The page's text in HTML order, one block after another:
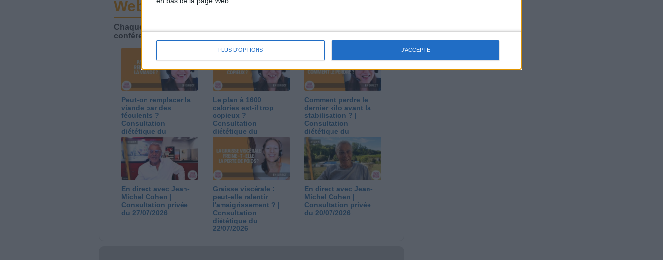
PLUS D'OPTIONS J'ACCEPTE
Webinaires en direct
Chaque semaine, posez vos questions en live en participant à des vidéo-
conférences avec Jean-Michel et les diététiciennes du programme.
Peut-on remplacer la
viande par des
féculents ?
Consultation
diététique du
05/08/2026
Le plan à 1600
calories est-il trop
copieux ?
Consultation
diététique du
03/08/2026
Comment perdre le
dernier kilo avant la
stabilisation ? |
Consultation
diététique du
29/07/2026
En direct avec Jean-
Michel Cohen |
Consultation privée
du 27/07/2026
Graisse viscérale :
peut-elle ralentir
l'amaigrissement ? |
Consultation
diététique du
22/07/2026
En direct avec Jean-
Michel Cohen |
Consultation privée
du 20/07/2026